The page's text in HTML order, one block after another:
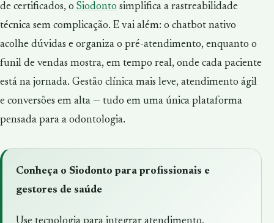
de certificados, o Siodonto simplifica a rastreabilidade
técnica sem complicação. E vai além: o chatbot nativo
acolhe dúvidas e organiza o pré-atendimento, enquanto o
funil de vendas mostra, em tempo real, onde cada paciente
está na jornada. Gestão clínica mais leve, atendimento ágil
e conversões em alta — tudo em uma única plataforma
pensada para a odontologia.
Conheça o Siodonto para profissionais e
gestores de saúde